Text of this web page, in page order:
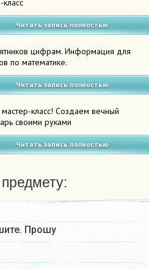
Читать запись полностью
цифрам. Информация для
по математике.
Читать запись полностью
класс! Создаем вечный
своими руками
Читать запись полностью
Прошу